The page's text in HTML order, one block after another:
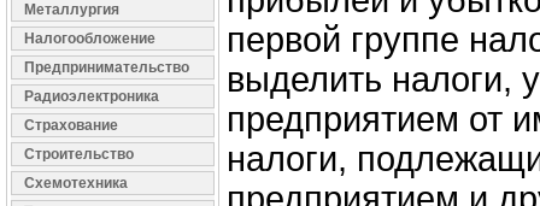
Металлургия
Налогообложение
Предпринимательство
Радиоэлектроника
Страхование
Строительство
Схемотехника
первой группе
выделить налоги,
предприятием от
налоги,